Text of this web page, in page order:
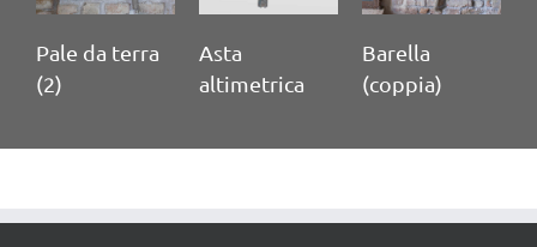
Pale da terra
(2)
Asta
altimetrica
Barella
(coppia)